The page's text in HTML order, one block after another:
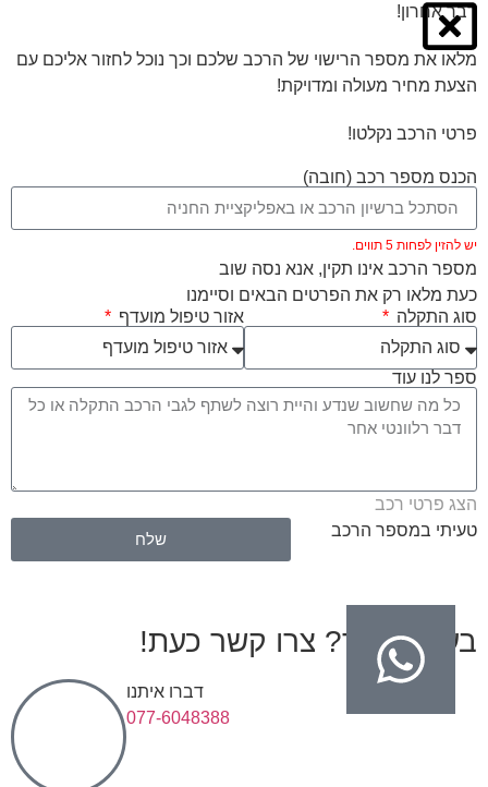
דבר אחרון!
מלאו את מספר הרישוי של הרכב שלכם וכך נוכל לחזור אליכם עם
הצעת מחיר מעולה ומדויקת!
פרטי הרכב נקלטו!
הכנס מספר רכב (חובה)
יש להזין לפחות 5 תווים.
מספר הרכב אינו תקין, אנא נסה שוב
כעת מלאו רק את הפרטים הבאים וסיימנו
סוג התקלה
אזור טיפול מועדף
ספר לנו עוד
הצג פרטי רכב
טעיתי במספר הרכב
שלח
בעיות בגיר? צרו קשר כעת!
דברו איתנו
077-6048388